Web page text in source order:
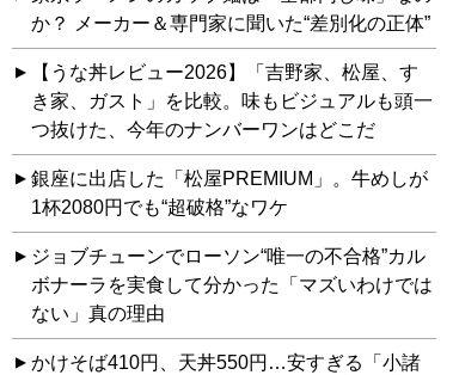
か？ メーカー＆専門家に聞いた“差別化の正体”
【うな丼レビュー2026】「吉野家、松屋、す
き家、ガスト」を比較。味もビジュアルも頭一
つ抜けた、今年のナンバーワンはどこだ
銀座に出店した「松屋PREMIUM」。牛めしが
1杯2080円でも“超破格”なワケ
ジョブチューンでローソン“唯一の不合格”カル
ボナーラを実食して分かった「マズいわけでは
ない」真の理由
かけそば410円、天丼550円…安すぎる「小諸